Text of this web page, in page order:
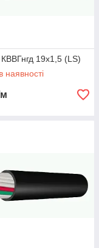
19х1,5 (LS)
наявності